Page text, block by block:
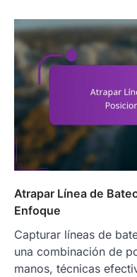
Atrapar Línea de
Enfoque
Capturar líneas de
una combinación de
manos, técnicas